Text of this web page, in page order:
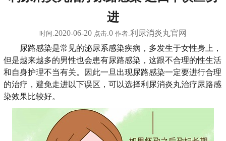
进
时间:2020-06-20 点击:0 作者:利尿消炎丸官网
尿路感染是常见的泌尿系感染疾病，多发生于女性身上，
但是越来越多的男性也会患有尿路感染，这跟不合理的性生活
和自身护理不当有关。因此一旦出现尿路感染一定要进行合理
的治疗，避免走进以下误区，可以选择利尿消炎丸治疗尿路感
染效果比较好。